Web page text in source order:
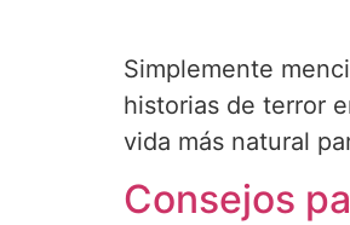
Simplemente
historias de terror
vida más natural
Consejos